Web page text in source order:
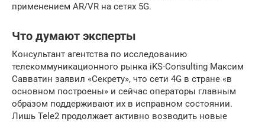
применением AR/VR на сетях 5G.
Что думают эксперты
Консультант агентства по исследованию
телекоммуникационного рынка iKS-Consulting Максим
Савватин заявил «Секрету», что сети 4G в стране «в
основном построены» и сейчас операторы главным
образом поддерживают их в исправном состоянии.
Лишь Tele2 продолжает активно возводить новые